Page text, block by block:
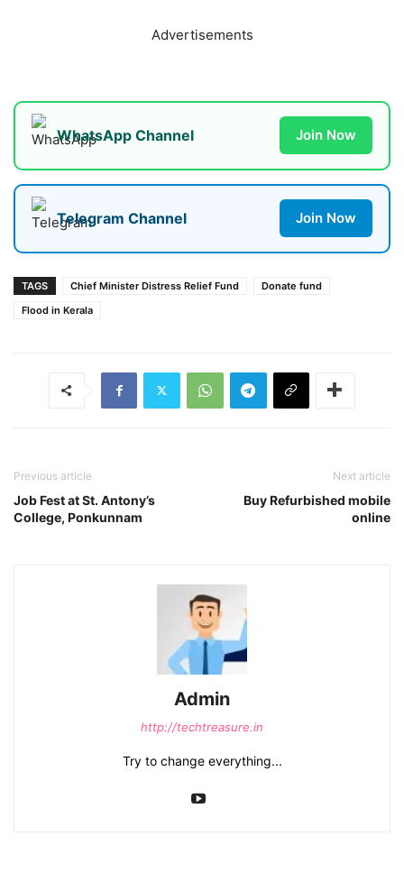
Advertisements
WhatsApp Channel Join Now
Telegram Channel Join Now
TAGS Chief Minister Distress Relief Fund
Donate fund
Flood in Kerala
Previous article
Job Fest at St. Antony’s
College, Ponkunnam
Next article
Buy Refurbished mobile
online
Admin
http://techtreasure.in
Try to change everything...